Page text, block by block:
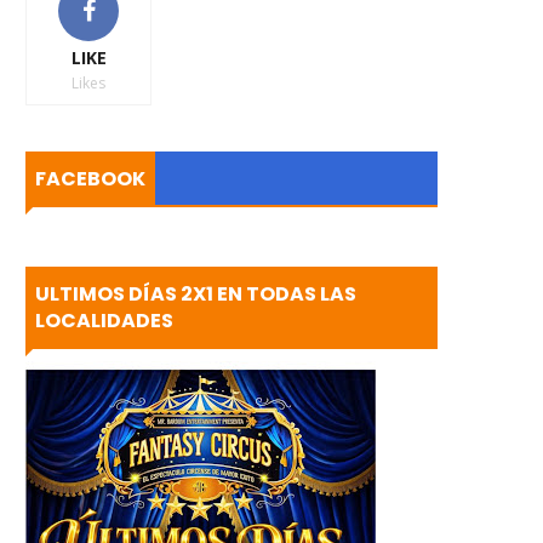
LIKE
Likes
FACEBOOK
ULTIMOS DÍAS 2X1 EN TODAS LAS
LOCALIDADES